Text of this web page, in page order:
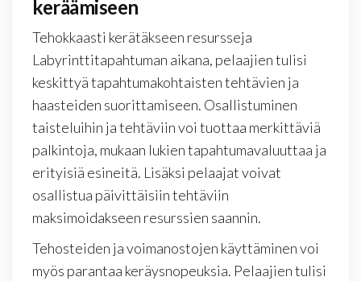
keräämiseen
Tehokkaasti kerätäkseen resursseja
Labyrinttitapahtuman aikana, pelaajien tulisi
keskittyä tapahtumakohtaisten tehtävien ja
haasteiden suorittamiseen. Osallistuminen
taisteluihin ja tehtäviin voi tuottaa merkittäviä
palkintoja, mukaan lukien tapahtumavaluuttaa ja
erityisiä esineitä. Lisäksi pelaajat voivat
osallistua päivittäisiin tehtäviin
maksimoidakseen resurssien saannin.
Tehosteiden ja voimanostojen käyttäminen voi
myös parantaa keräysnopeuksia. Pelaajien tulisi